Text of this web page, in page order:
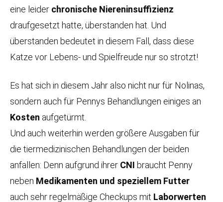
eine leider chronische Niereninsuffizienz
draufgesetzt hatte, überstanden hat. Und
überstanden bedeutet in diesem Fall, dass diese
Katze vor Lebens- und Spielfreude nur so strotzt!
Es hat sich in diesem Jahr also nicht nur für Nolinas,
sondern auch für Pennys Behandlungen einiges an
Kosten aufgetürmt.
Und auch weiterhin werden größere Ausgaben für
die tiermedizinischen Behandlungen der beiden
anfallen: Denn aufgrund ihrer CNI braucht Penny
neben Medikamenten und speziellem Futter
auch sehr regelmäßige Checkups mit Laborwerten